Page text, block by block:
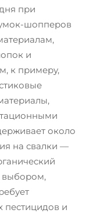
при
шопперов
и
к примеру,
около
на свалки —
выбором,
пестицидов и